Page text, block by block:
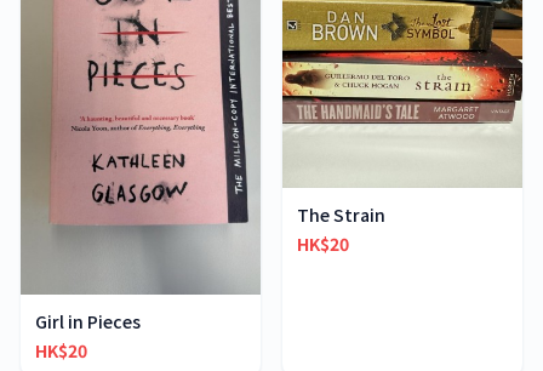
Girl in Pieces
HK$20
The Strain
HK$20